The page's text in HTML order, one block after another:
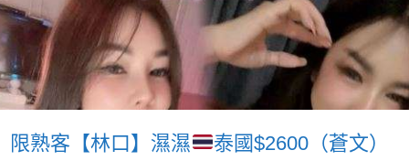
限熟客【林口】濕濕 泰國$2600（蒼文）